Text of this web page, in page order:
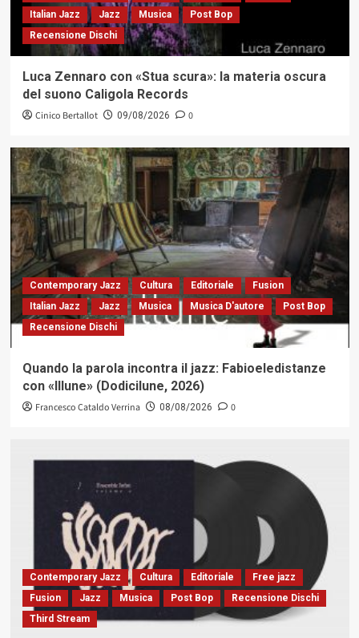
Italian Jazz
Jazz Musica
Post Bop
Recensione Dischi
Luca Zennaro con «Stua scura»: la materia oscura
del suono Caligola Records
Cinico Bertallot 09/08/2026 0
Contemporary Jazz Cultura Editoriale
Fusion
Italian Jazz
Jazz Musica Musica D'autore
Post Bop
Recensione Dischi
Quando la parola incontra il jazz: Fabioeledistanze
con «Illune» (Dodicilune, 2026)
Francesco Cataldo Verrina 08/08/2026 0
Contemporary Jazz Cultura Editoriale
Free jazz
Fusion
Jazz Musica Post Bop
Recensione Dischi
Third Stream